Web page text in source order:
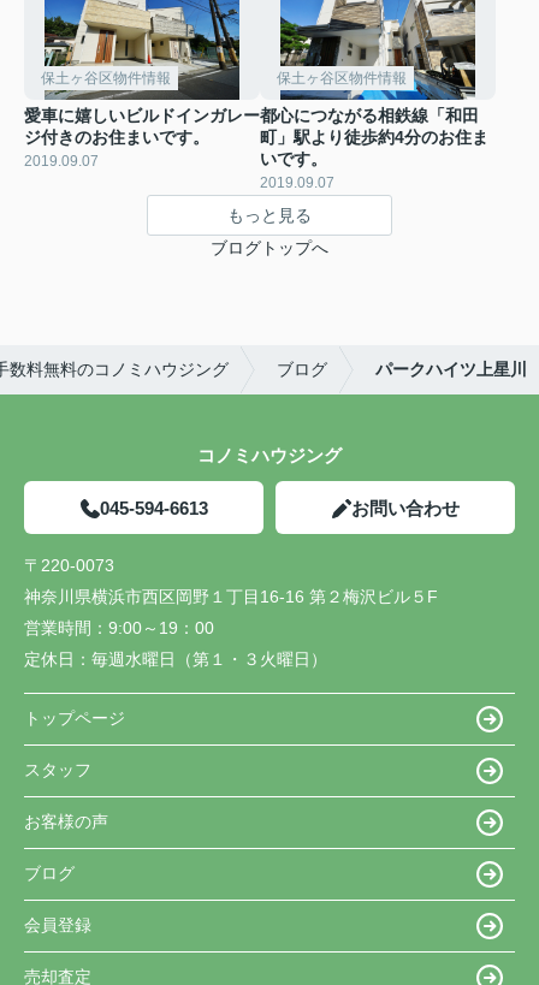
保土ヶ谷区物件情報
愛車に嬉しいビルドインガレー
ジ付きのお住まいです。
2019.09.07
保土ヶ谷区物件情報
都心につながる相鉄線「和田
町」駅より徒歩約4分のお住ま
いです。
2019.09.07
もっと見る
ブログトップへ
数料無料のコノミハウジング ブログ パークハイツ上星川
コノミハウジング
045-594-6613 お問い合わせ
〒220-0073
神奈川県横浜市西区岡野１丁目16-16 第２梅沢ビル５F
営業時間： 9:00～19：00
定休日： 毎週水曜日（第１・３火曜日）
トップページ
スタッフ
お客様の声
ブログ
会員登録
売却査定